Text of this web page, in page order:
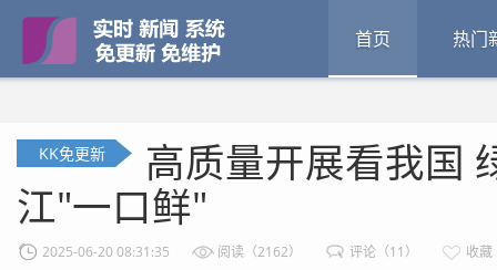
首页 热门
KK免更新
高质量开展看我国
江"一口鲜"
2025-06-20 08:31:35 阅读（2162） 评论（11） 收藏